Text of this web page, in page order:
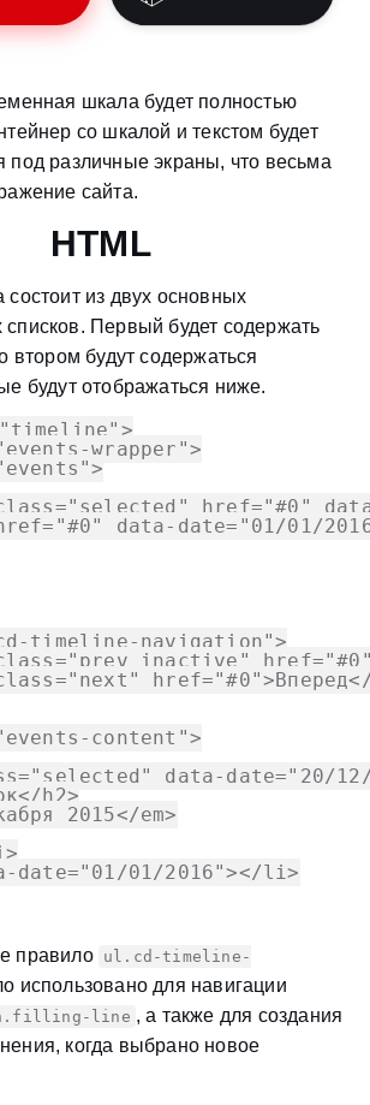
шкала будет полностью
со шкалой и текстом будет
под различные экраны, что весьма
сайта.
HTML
состоит из двух основных
Первый будет содержать
втором будут cодержаться
будут отображаться ниже.
wrapper">
href="#0" data-
data-date="01/01/
timeline-navigation">
inactive"
content">
data-date="20/12/
h2>
2015</em>
01/2016"></li>
правило ul.cd-timeline-
использовано для навигации
line , а также для создания
когда выбрано новое